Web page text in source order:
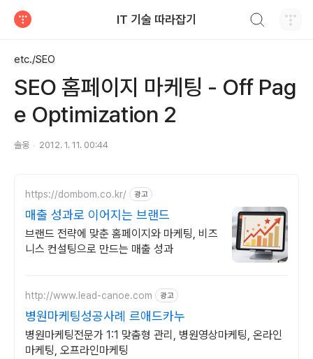
IT 기술 따라잡기
etc./SEO
SEO 홈페이지 마케팅 - Off Pag
e Optimization 2
솔웅 2012. 1. 11. 00:44
https://dombom.co.kr/ 광고
매출 성과로 이어지는 브랜드
브랜드 전략에 맞춘 홈페이지와 마케팅, 비즈
니스 컨설팅으로 만드는 매출 성과
http://www.lead-canoe.com 광고
병원마케팅성공사례 르애드카누
병원마케팅전문가 1:1 맞춤형 관리, 병원영상마케팅, 온라인
마케팅, 오프라인마케팅